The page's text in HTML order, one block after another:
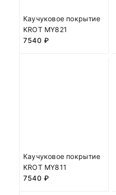
Каучуковое покрытие
KROT MY821
7540 ₽
Каучуковое покрытие
KROT MY811
7540 ₽